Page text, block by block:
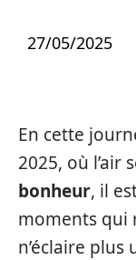
27/05/2025
En cette
2025, où l’air
bonheur, il
moments qui
n’éclaire plus